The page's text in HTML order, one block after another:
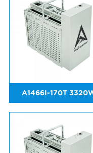
A1466I-170T